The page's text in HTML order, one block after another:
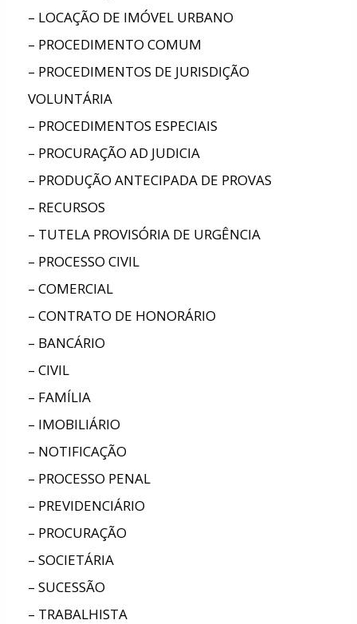
– LOCAÇÃO DE IMÓVEL URBANO
– PROCEDIMENTO COMUM
– PROCEDIMENTOS DE JURISDIÇÃO
VOLUNTÁRIA
– PROCEDIMENTOS ESPECIAIS
– PROCURAÇÃO AD JUDICIA
– PRODUÇÃO ANTECIPADA DE PROVAS
– RECURSOS
– TUTELA PROVISÓRIA DE URGÊNCIA
– PROCESSO CIVIL
– COMERCIAL
– CONTRATO DE HONORÁRIO
– BANCÁRIO
– CIVIL
– FAMÍLIA
– IMOBILIÁRIO
– NOTIFICAÇÃO
– PROCESSO PENAL
– PREVIDENCIÁRIO
– PROCURAÇÃO
– SOCIETÁRIA
– SUCESSÃO
– TRABALHISTA